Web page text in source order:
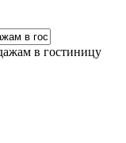
в гостиницу